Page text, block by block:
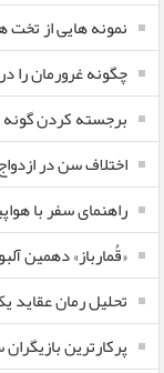
نمونه هایی از تخت
چگونه غرورمان را
برجسته کردن گونه
اختلاف سن در
راهنمای سفر با
«قُمارباز» دهمین
تحلیل رمان عقاید
پرکارترین